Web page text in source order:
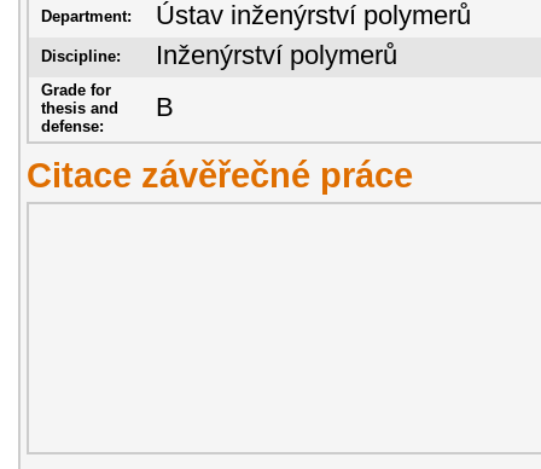
Department: Ústav inženýrství polymerů
Discipline: Inženýrství polymerů
Grade for
thesis and
defense:
B
Citace závěřečné práce